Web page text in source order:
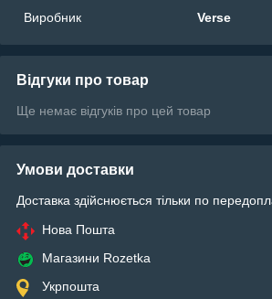
Виробник
Verse
Відгуки про товар
Ще немає відгуків про цей товар
Умови доставки
Доставка здійснюється тільки по
Нова Пошта
Магазини Rozetka
Укрпошта